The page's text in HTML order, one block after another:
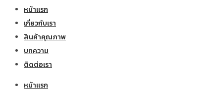
หน้าแรก
เกี่ยวกับเรา
สินค้าคุณภาพ
บทความ
ติดต่อเรา
หน้าแรก